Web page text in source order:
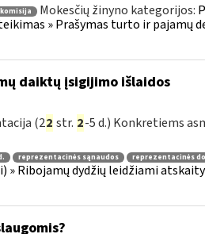
Mokesčių žinyno kategorijos:
» Prašymas turto ir pajamų
daiktų įsigijimo išlaidos
(22 str. 2-5 d.) Konkretiems
reprezentacinės sąnaudos reprezentacinės
» Ribojamų dydžių leidžiami